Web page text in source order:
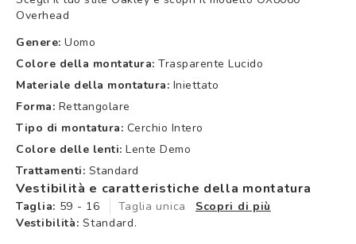
Overhead
Genere: Uomo
Colore della montatura: Trasparente Lucido
Materiale della montatura: Iniettato
Forma: Rettangolare
Tipo di montatura: Cerchio Intero
Colore delle lenti: Lente Demo
Trattamenti: Standard
Vestibilità e caratteristiche della montatura
Taglia: 59 - 16 Taglia unica
Scopri di più
Vestibilità: Standard.